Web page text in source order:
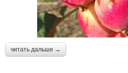
читать дальше →